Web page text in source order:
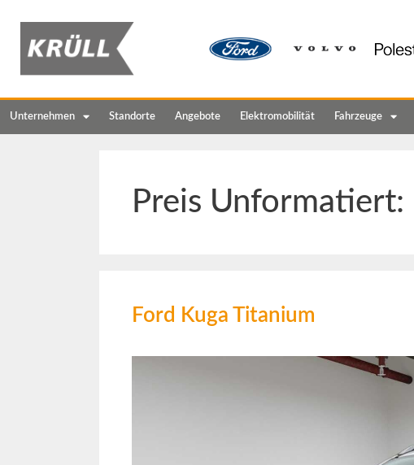
Unternehmen Standorte Angebote Elektromobilität Fahrzeuge
Preis Unformatiert:
Ford Kuga Titanium